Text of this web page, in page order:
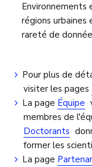
Environnements
régions
rareté de
Pour plus de
visiter les pages
La page Équipe
membres de
Doctorants
former les
La page